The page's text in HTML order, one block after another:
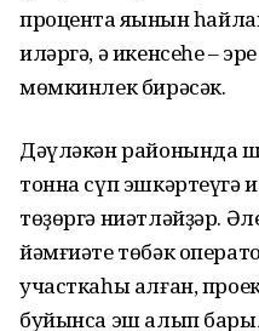
процентҡа яҡынын
иләргә, ә икенсеһе –
мөмкинлек бирәсәк.
Дәүләкән районында
тонна сүп эшкәртеүгә
төҙөргә ниәтләйҙәр.
йәмғиәте төбәк
участкаһы алған,
буйынса эш алып